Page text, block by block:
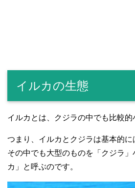
イルカの生態
イルカとは、クジラの中でも比較的
つまり、イルカとクジラは基本的に
その中でも大型のものを「クジラ
カ」と呼ぶのです。